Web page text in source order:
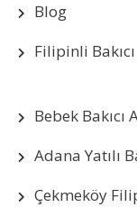
Blog
Filipinli Bakıcı
Bebek
Adana Yatılı
Çekmeköy